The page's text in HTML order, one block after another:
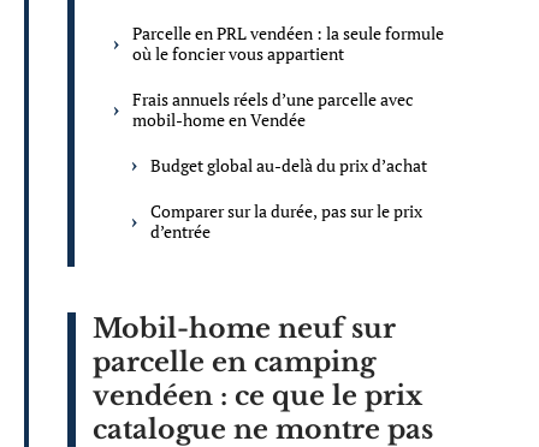
Parcelle en PRL vendéen : la seule formule
où le foncier vous appartient
Frais annuels réels d’une parcelle avec
mobil-home en Vendée
Budget global au-delà du prix d’achat
Comparer sur la durée, pas sur le prix
d’entrée
Mobil-home neuf sur
parcelle en camping
vendéen : ce que le prix
catalogue ne montre pas